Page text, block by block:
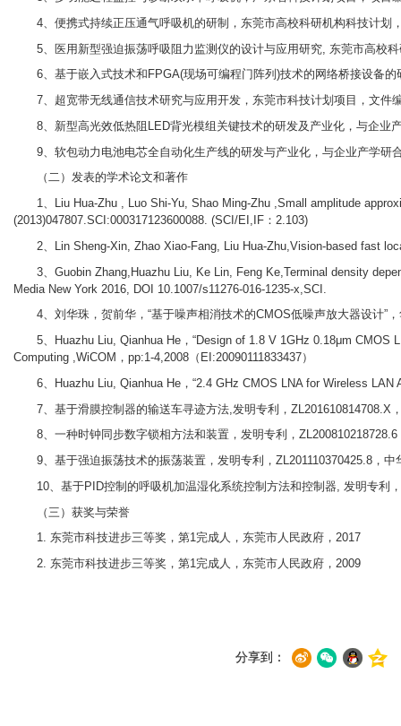
4、便携式持续正压通气呼吸机的研制，东莞市高校科研机构科技计划
5、医用新型强迫振荡呼吸阻力监测仪的设计与应用研究, 东莞市高校
6、基于嵌入式技术和FPGA(现场可编程门阵列)技术的网络桥接设备
7、超宽带无线通信技术研究与应用开发，东莞市科技计划项目，文
8、新型高光效低热阻LED背光模组关键技术的研发及产业化，与企业
9、软包动力电池电芯全自动化生产线的研发与产业化，与企业产学
（二）发表的学术论文和著作
1、Liu Hua-Zhu , Luo Shi-Yu, Shao Ming-Zhu ,Small amplitude
(2013)047807.SCI:000317123600088. (SCI/EI,IF：2.103)
2、Lin Sheng-Xin, Zhao Xiao-Fang, Liu Hua-Zhu,Vision-based fast
3、Guobin Zhang,Huazhu Liu, Ke Lin, Feng Ke,Terminal density
Media New York 2016, DOI 10.1007/s11276-016-1235-x,SCI.
4、刘华珠，贺前华，“基于噪声相消技术的CMOS低噪声放大器设计”
5、Huazhu Liu, Qianhua He，“Design of 1.8 V 1GHz 0.18μm
Computing ,WiCOM，pp:1-4,2008（EI:20090111833437）
6、Huazhu Liu, Qianhua He，“2.4 GHz CMOS LNA for Wireless
7、基于滑膜控制器的输送车寻迹方法,发明专利，
8、一种时钟同步数字锁相方法和装置，发明专利，
9、基于强迫振荡技术的振荡装置，发明专利，ZL201110370425.8，
10、基于PID控制的呼吸机加温湿化系统控制方法和控制器, 发明专利
（三）获奖与荣誉
1. 东莞市科技进步三等奖，第1完成人，东莞市人民政府，2017
2. 东莞市科技进步三等奖，第1完成人，东莞市人民政府，2009
分享到：